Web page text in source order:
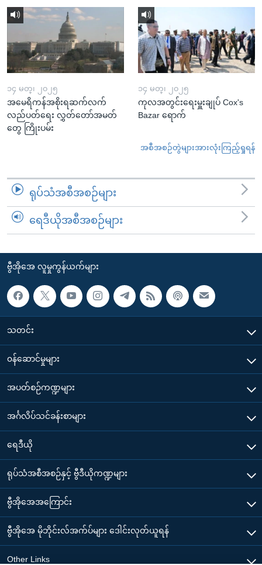
၁၄ မတ္၊ ၂၀၂၅
အမေရိကန်အစိုးရဆက်လက်
လည်ပတ်ရေး လွှတ်တော်အမတ်
တွေ ကြိုးပမ်း
၁၄ မတ္၊ ၂၀၂၅
ကုလအတွင်းရေးမှူးချုပ် Cox's
Bazar ရောက်
အစီအစဉ်တွဲများအားလုံးကြည့်ရှုရန်
ရုပ်သံအစီအစဉ်များ
ရေဒီယိုအစီအစဉ်များ
ဗွီအိုအေ လူမှုကွန်ယက်များ
သတင်း
၀န်ဆောင်မှုများ
အပတ်စဉ်ကဏ္ဍများ
အင်္ဂလိပ်သင်ခန်းစာများ
ရေဒီယို
ရုပ်သံအစီအစဉ်နှင့် ဗွီဒီယိုကဏ္ဍများ
ဗွီအိုအေအကြောင်း
ဗွီအိုအေ မိုဘိုင်းလ်အက်ပ်များ ဒေါင်းလုတ်ယူရန်
Other Links